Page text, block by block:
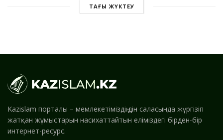
ТАҒЫ ЖҮКТЕУ
Kazislam порталы – мемлекетіміздің дін саласында жүргізіп
жатқан жұмыстарын насихаттайтын еліміздегі бірден-бір
интернет-ресурс.